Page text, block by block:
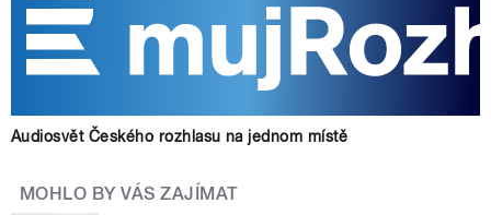
Audiosvět Českého rozhlasu na jednom místě
MOHLO BY VÁS ZAJÍMAT